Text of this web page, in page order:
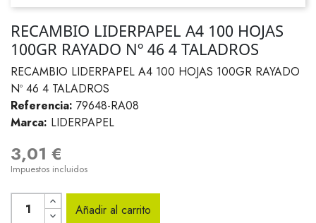
RECAMBIO LIDERPAPEL A4 100 HOJAS
100GR RAYADO Nº 46 4 TALADROS
RECAMBIO LIDERPAPEL A4 100 HOJAS 100GR RAYADO
Nº 46 4 TALADROS
Referencia: 79648-RA08
Marca: LIDERPAPEL
3,01 €
Impuestos incluidos
Añadir al carrito